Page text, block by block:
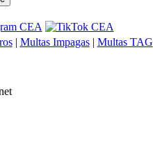
| Multas Impagas| Multas TAG